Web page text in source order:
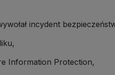
incydent
Information Protection,